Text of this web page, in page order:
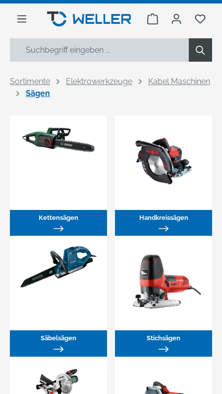
springen
Warenkorb Du
Sortimente Elektrowerkzeuge
Kabel Maschinen
Sägen
Kettensägen Handkreissägen
Säbelsägen Stichsägen